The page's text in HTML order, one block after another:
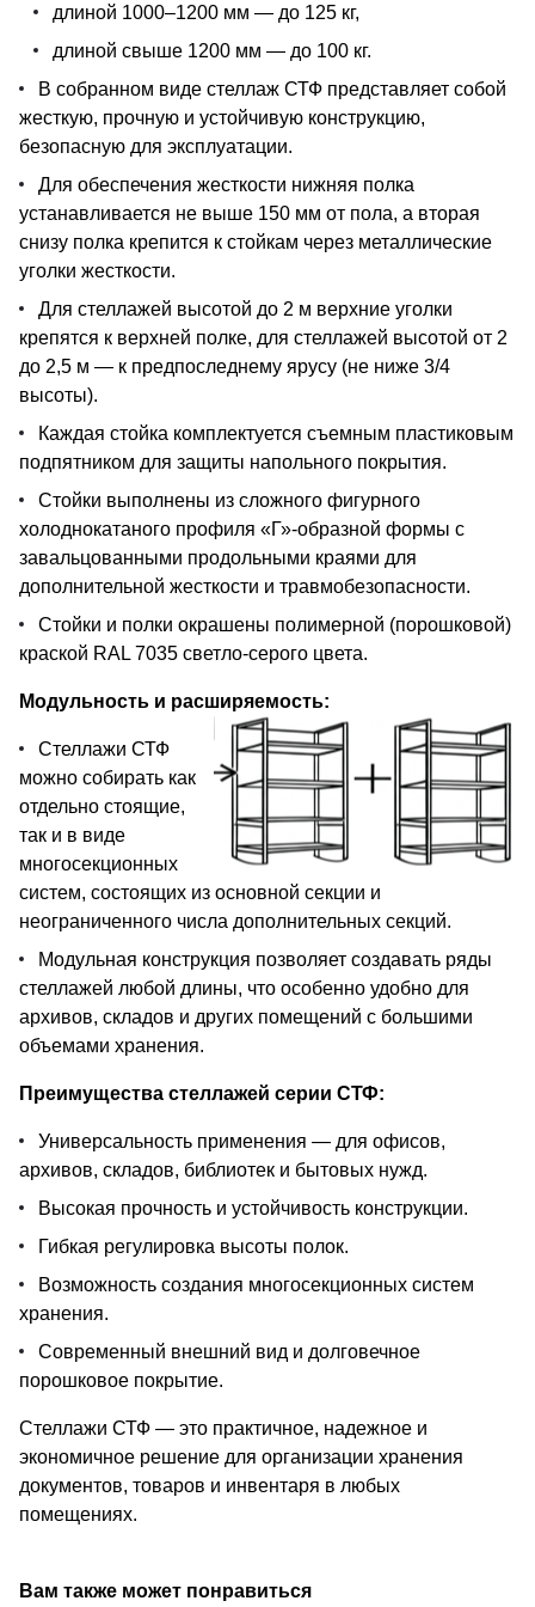
длиной 1000–1200 мм — до 125 кг,
длиной свыше 1200 мм — до 100 кг.
В собранном виде стеллаж СТФ представляет собой
жесткую, прочную и устойчивую конструкцию,
безопасную для эксплуатации.
Для обеспечения жесткости нижняя полка
устанавливается не выше 150 мм от пола, а вторая
снизу полка крепится к стойкам через металлические
уголки жесткости.
Для стеллажей высотой до 2 м верхние уголки
крепятся к верхней полке, для стеллажей высотой от 2
до 2,5 м — к предпоследнему ярусу (не ниже 3/4
высоты).
Каждая стойка комплектуется съемным пластиковым
подпятником для защиты напольного покрытия.
Стойки выполнены из сложного фигурного
холоднокатаного профиля «Г»-образной формы с
завальцованными продольными краями для
дополнительной жесткости и травмобезопасности.
Стойки и полки окрашены полимерной (порошковой)
краской RAL 7035 светло-серого цвета.
Модульность и расширяемость:
Стеллажи СТФ
можно собирать как
отдельно стоящие,
так и в виде
многосекционных
систем, состоящих из основной секции и
неограниченного числа дополнительных секций.
Модульная конструкция позволяет создавать ряды
стеллажей любой длины, что особенно удобно для
архивов, складов и других помещений с большими
объемами хранения.
Преимущества стеллажей серии СТФ:
Универсальность применения — для офисов,
архивов, складов, библиотек и бытовых нужд.
Высокая прочность и устойчивость конструкции.
Гибкая регулировка высоты полок.
Возможность создания многосекционных систем
хранения.
Современный внешний вид и долговечное
порошковое покрытие.
Стеллажи СТФ — это практичное, надежное и
экономичное решение для организации хранения
документов, товаров и инвентаря в любых
помещениях.
Вам также может понравиться